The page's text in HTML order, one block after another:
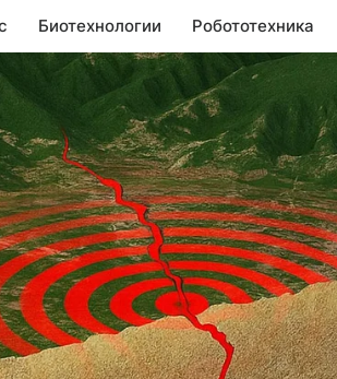
Биотехнологии Робототехника